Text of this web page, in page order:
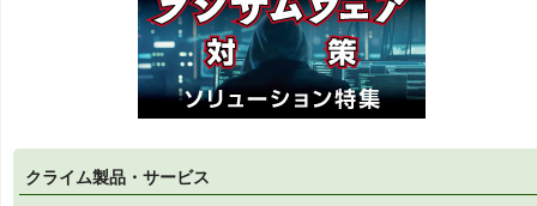
クライム製品・サービス